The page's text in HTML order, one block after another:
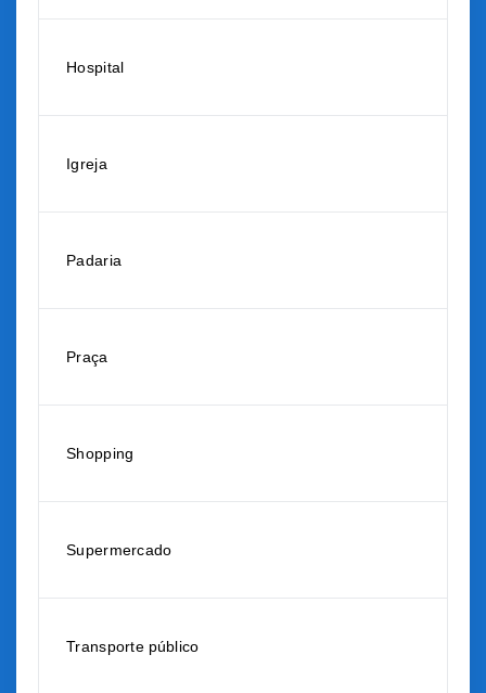
Hospital
Igreja
Padaria
Praça
Shopping
Supermercado
Transporte público